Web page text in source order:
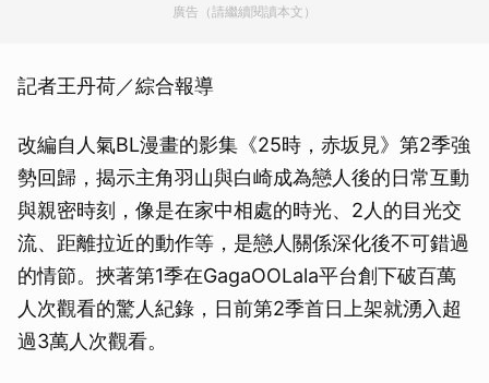
廣告（請繼續閱讀本文）
記者王丹荷／綜合報導
改編自人氣BL漫畫的影集《25時，赤坂見》第2季強
勢回歸，揭示主角羽山與白崎成為戀人後的日常互動
與親密時刻，像是在家中相處的時光、2人的目光交
流、距離拉近的動作等，是戀人關係深化後不可錯過
的情節。挾著第1季在GagaOOLala平台創下破百萬
人次觀看的驚人紀錄，日前第2季首日上架就湧入超
過3萬人次觀看。